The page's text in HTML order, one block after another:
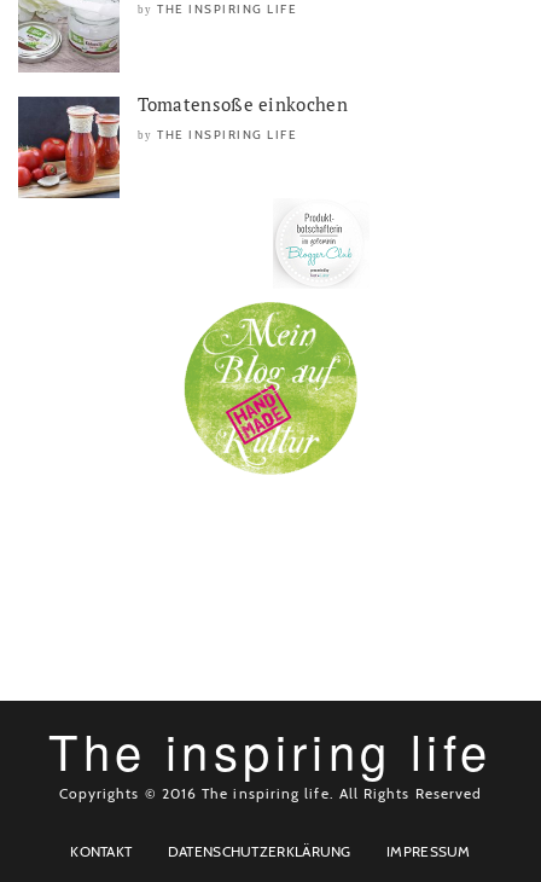
by THE INSPIRING LIFE
Tomatensoße einkochen
by THE INSPIRING LIFE
The inspiring life
Copyrights © 2016 The inspiring life. All Rights Reserved
KONTAKT DATENSCHUTZERKLÄRUNG IMPRESSUM